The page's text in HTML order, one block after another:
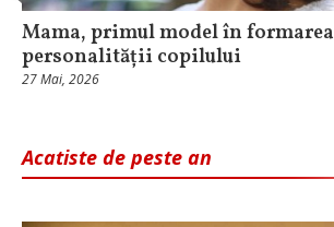
Mama, primul model în formarea
personalității copilului
27 Mai, 2026
Acatiste de peste an